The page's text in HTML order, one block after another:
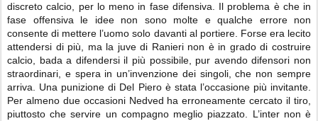
discreto calcio, per lo meno in fase difensiva. Il problema è che in
fase offensiva le idee non sono molte e qualche errore non
consente di mettere l’uomo solo davanti al portiere. Forse era lecito
attendersi di più, ma la juve di Ranieri non è in grado di costruire
calcio, bada a difendersi il più possibile, pur avendo difensori non
straordinari, e spera in un’invenzione dei singoli, che non sempre
arriva. Una punizione di Del Piero è stata l’occasione più invitante.
Per almeno due occasioni Nedved ha erroneamente cercato il tiro,
piuttosto che servire un compagno meglio piazzato. L’inter non è